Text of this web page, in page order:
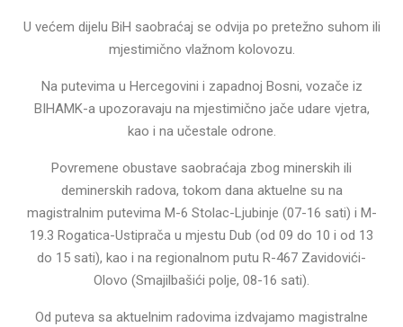
U većem dijelu BiH saobraćaj se odvija po pretežno suhom ili
mjestimično vlažnom kolovozu.
Na putevima u Hercegovini i zapadnoj Bosni, vozače iz
BIHAMK-a upozoravaju na mjestimično jače udare vjetra,
kao i na učestale odrone.
Povremene obustave saobraćaja zbog minerskih ili
deminerskih radova, tokom dana aktuelne su na
magistralnim putevima M-6 Stolac-Ljubinje (07-16 sati) i M-
19.3 Rogatica-Ustiprača u mjestu Dub (od 09 do 10 i od 13
do 15 sati), kao i na regionalnom putu R-467 Zavidovići-
Olovo (Smajilbašići polje, 08-16 sati).
Od puteva sa aktuelnim radovima izdvajamo magistralne